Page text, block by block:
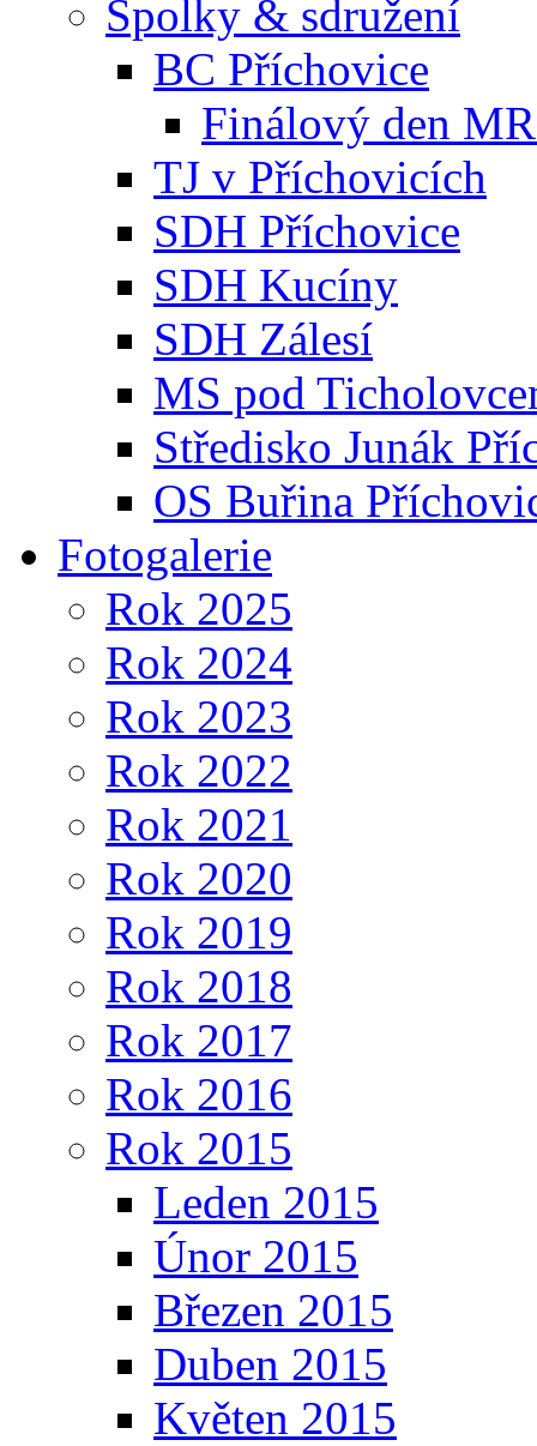
Spolky & sdružení
BC Příchovice
Finálový den
TJ v Příchovicích
SDH Příchovice
SDH Kucíny
SDH Zálesí
MS pod
Středisko Junák
OS Buřina
Fotogalerie
Rok 2025
Rok 2024
Rok 2023
Rok 2022
Rok 2021
Rok 2020
Rok 2019
Rok 2018
Rok 2017
Rok 2016
Rok 2015
Leden 2015
Únor 2015
Březen 2015
Duben 2015
Květen 2015